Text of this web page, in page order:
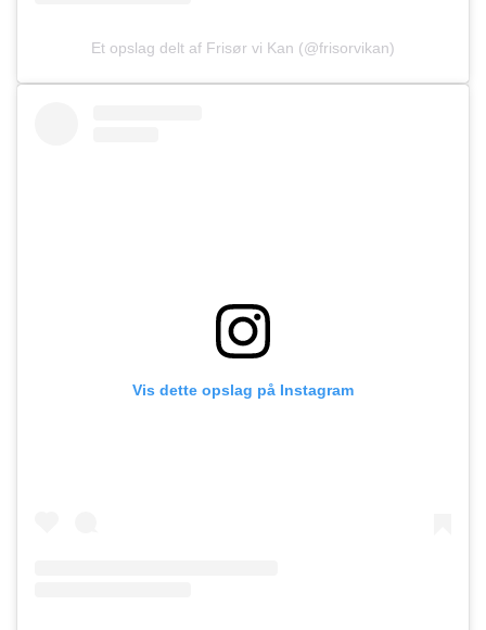
Et opslag delt af Frisør vi Kan (@frisorvikan)
Vis dette opslag på Instagram